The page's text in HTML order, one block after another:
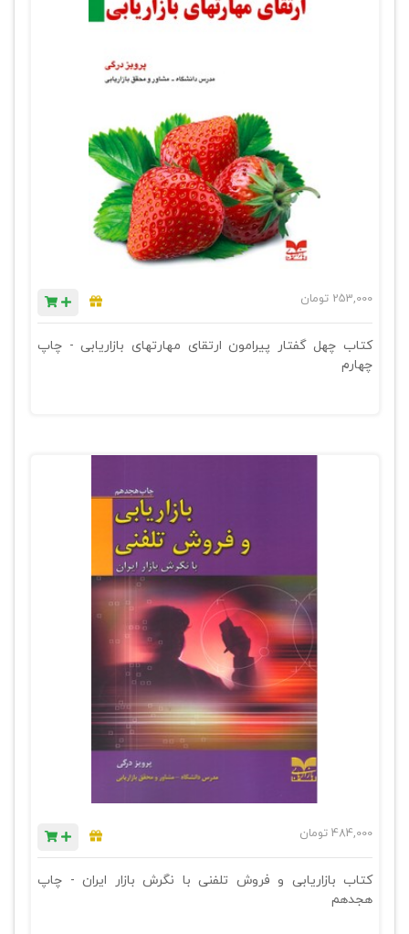
253,000 تومان
کتاب چهل گفتار پیرامون ارتقای مهارتهای بازاریابی - چاپ
چهارم
484,000 تومان
کتاب بازاریابی و فروش تلفنی با نگرش بازار ایران - چاپ
هجدهم